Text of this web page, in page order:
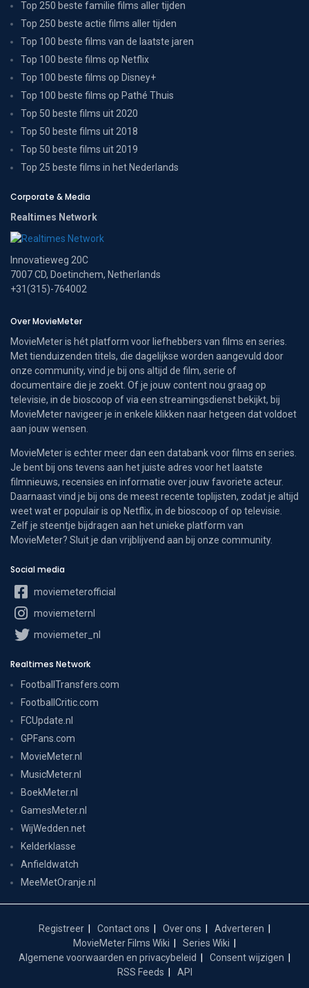
Top 250 beste familie films aller tijden
Top 250 beste actie films aller tijden
Top 100 beste films van de laatste jaren
Top 100 beste films op Netflix
Top 100 beste films op Disney+
Top 100 beste films op Pathé Thuis
Top 50 beste films uit 2020
Top 50 beste films uit 2018
Top 50 beste films uit 2019
Top 25 beste films in het Nederlands
Corporate & Media
Realtimes Network
Innovatieweg 20C
7007 CD, Doetinchem, Netherlands
+31(315)-764002
Over MovieMeter
MovieMeter is hét platform voor liefhebbers van films en series.
Met tienduizenden titels, die dagelijkse worden aangevuld door
onze community, vind je bij ons altijd de film, serie of
documentaire die je zoekt. Of je jouw content nou graag op
televisie, in de bioscoop of via een streamingsdienst bekijkt, bij
MovieMeter navigeer je in enkele klikken naar hetgeen dat voldoet
aan jouw wensen.
MovieMeter is echter meer dan een databank voor films en series.
Je bent bij ons tevens aan het juiste adres voor het laatste
filmnieuws, recensies en informatie over jouw favoriete acteur.
Daarnaast vind je bij ons de meest recente toplijsten, zodat je altijd
weet wat er populair is op Netflix, in de bioscoop of op televisie.
Zelf je steentje bijdragen aan het unieke platform van
MovieMeter? Sluit je dan vrijblijvend aan bij onze community.
Social media
moviemeterofficial
moviemeternl
moviemeter_nl
Realtimes Network
FootballTransfers.com
FootballCritic.com
FCUpdate.nl
GPFans.com
MovieMeter.nl
MusicMeter.nl
BoekMeter.nl
GamesMeter.nl
WijWedden.net
Kelderklasse
Anfieldwatch
MeeMetOranje.nl
Registreer Contact ons Over ons
Adverteren
MovieMeter Films Wiki
Series Wiki
Algemene voorwaarden en privacybeleid
Consent wijzigen
RSS Feeds
API